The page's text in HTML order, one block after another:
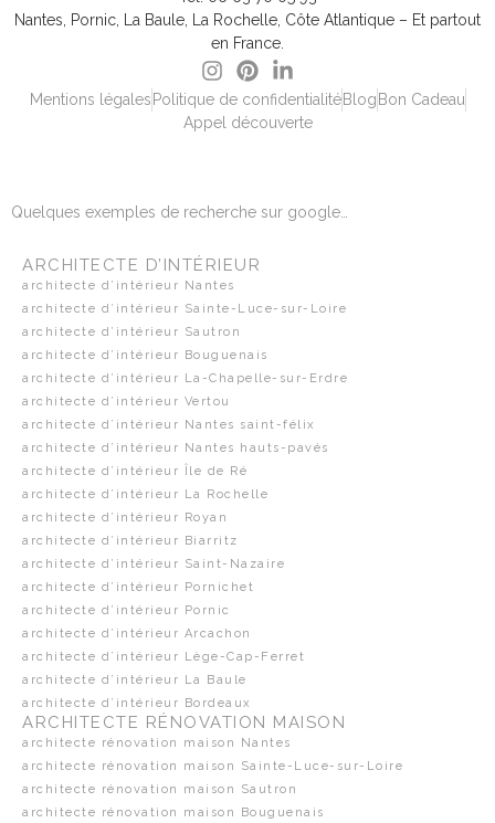
Nantes, Pornic, La Baule, La Rochelle, Côte Atlantique – Et partout
en France.
Mentions légales Politique de confidentialité Blog Bon Cadeau
Appel découverte
Quelques exemples de recherche sur google…
ARCHITECTE D’INTÉRIEUR
architecte d’intérieur Nantes
architecte d’intérieur Sainte-Luce-sur-Loire
architecte d’intérieur Sautron
architecte d’intérieur Bouguenais
architecte d’intérieur La-Chapelle-sur-Erdre
architecte d’intérieur Vertou
architecte d’intérieur Nantes saint-félix
architecte d’intérieur Nantes hauts-pavés
architecte d’intérieur Île de Ré
architecte d’intérieur La Rochelle
architecte d’intérieur Royan
architecte d’intérieur Biarritz
architecte d’intérieur Saint-Nazaire
architecte d’intérieur Pornichet
architecte d’intérieur Pornic
architecte d’intérieur Arcachon
architecte d’intérieur Lège-Cap-Ferret
architecte d’intérieur La Baule
architecte d’intérieur Bordeaux
ARCHITECTE RÉNOVATION MAISON
architecte rénovation maison Nantes
architecte rénovation maison Sainte-Luce-sur-Loire
architecte rénovation maison Sautron
architecte rénovation maison Bouguenais